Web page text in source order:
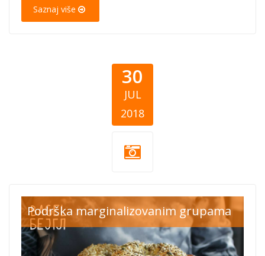
Saznaj više
30
JUL
2018
Bagel Bejgl.jpg
Podrška marginalizovanim grupama